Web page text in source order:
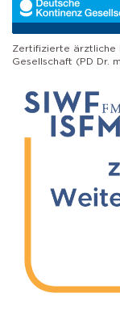
Zertifizierte ärztliche
Gesellschaft (PD Dr.